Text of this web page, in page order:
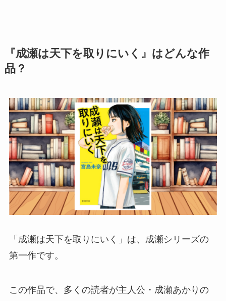
『成瀬は天下を取りにいく』はどんな作
品？
「成瀬は天下を取りにいく」は、成瀬シリーズの
第一作です。
この作品で、多くの読者が主人公・成瀬あかりの